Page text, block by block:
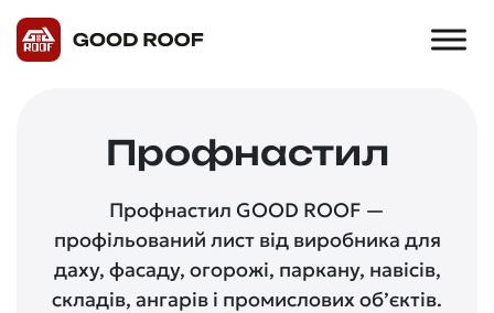
Профнастил
Профнастил GOOD ROOF —
профільований лист від виробника для
даху, фасаду, огорожі, паркану, навісів,
складів, ангарів і промислових об’єктів.